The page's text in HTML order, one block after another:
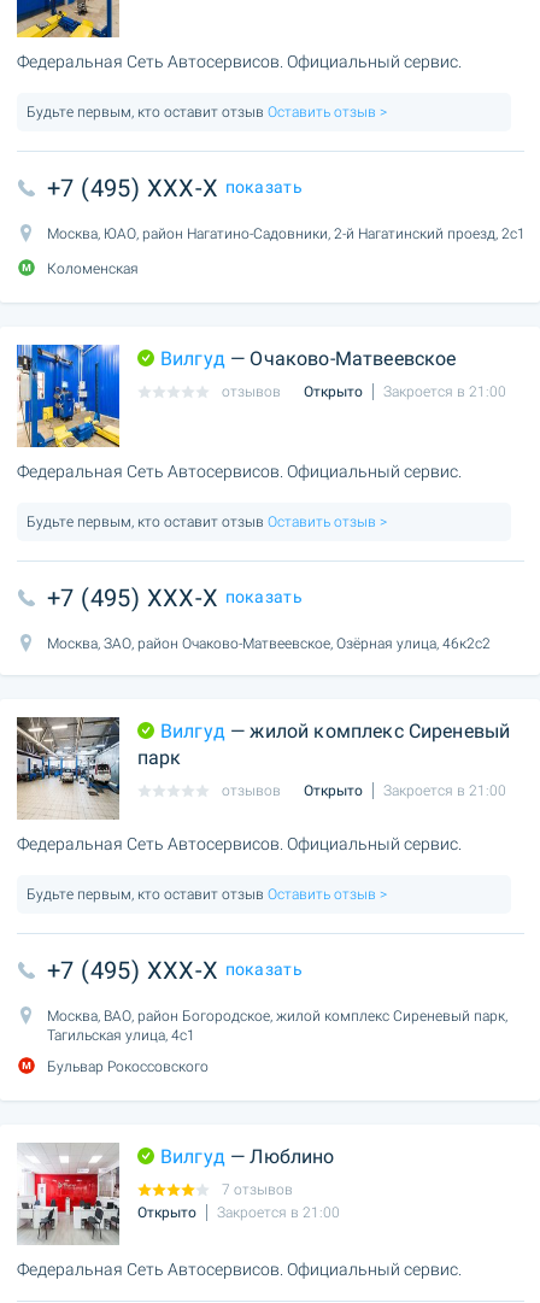
Федеральная Сеть Автосервисов. Официальный сервис.
Будьте первым, кто оставит отзыв Оставить отзыв >
+7 (495) XXX-X показать
Москва, ЮАО, район Нагатино-Садовники, 2-й Нагатинский проезд, 2с1
Коломенская
Вилгуд — Очаково-Матвеевское
отзывов Открыто Закроется в 21:00
Федеральная Сеть Автосервисов. Официальный сервис.
Будьте первым, кто оставит отзыв Оставить отзыв >
+7 (495) XXX-X показать
Москва, ЗАО, район Очаково-Матвеевское, Озёрная улица, 46к2с2
Вилгуд — жилой комплекс Сиреневый
парк
отзывов Открыто Закроется в 21:00
Федеральная Сеть Автосервисов. Официальный сервис.
Будьте первым, кто оставит отзыв Оставить отзыв >
+7 (495) XXX-X показать
Москва, ВАО, район Богородское, жилой комплекс Сиреневый парк,
Тагильская улица, 4с1
Бульвар Рокоссовского
Вилгуд — Люблино
7 отзывов
Открыто
Закроется в 21:00
Федеральная Сеть Автосервисов. Официальный сервис.